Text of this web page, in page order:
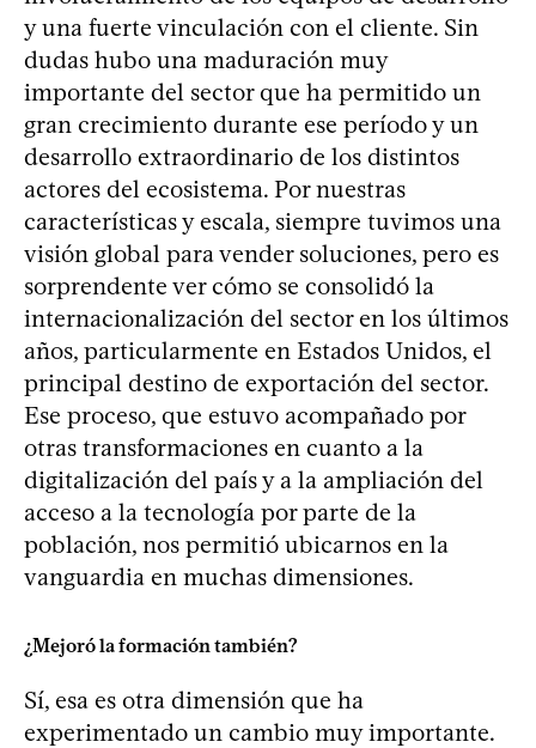
y una fuerte vinculación con el cliente. Sin
dudas hubo una maduración muy
importante del sector que ha permitido un
gran crecimiento durante ese período y un
desarrollo extraordinario de los distintos
actores del ecosistema. Por nuestras
características y escala, siempre tuvimos una
visión global para vender soluciones, pero es
sorprendente ver cómo se consolidó la
internacionalización del sector en los últimos
años, particularmente en Estados Unidos, el
principal destino de exportación del sector.
Ese proceso, que estuvo acompañado por
otras transformaciones en cuanto a la
digitalización del país y a la ampliación del
acceso a la tecnología por parte de la
población, nos permitió ubicarnos en la
vanguardia en muchas dimensiones.
¿Mejoró la formación también?
Sí, esa es otra dimensión que ha
experimentado un cambio muy importante.